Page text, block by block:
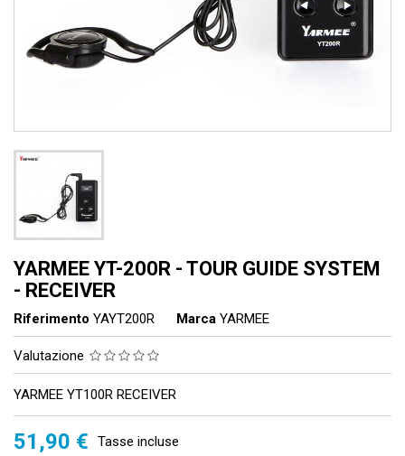
YARMEE YT-200R - TOUR GUIDE SYSTEM
- RECEIVER
Riferimento YAYT200R Marca YARMEE
Valutazione
YARMEE YT100R RECEIVER
51,90 € Tasse incluse